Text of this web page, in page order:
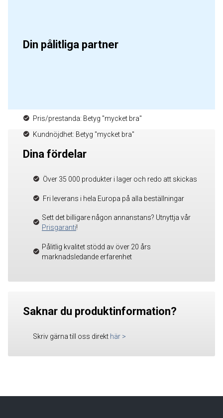
Din pålitliga partner
Pris/prestanda: Betyg "mycket bra"
Kundnöjdhet: Betyg "mycket bra"
Dina fördelar
Över 35 000 produkter i lager och redo att skickas
Fri leverans i hela Europa på alla beställningar
Sett det billigare någon annanstans? Utnyttja vår
Prisgaranti!
Pålitlig kvalitet stödd av över 20 års
marknadsledande erfarenhet
Saknar du produktinformation?
Skriv gärna till oss direkt här >